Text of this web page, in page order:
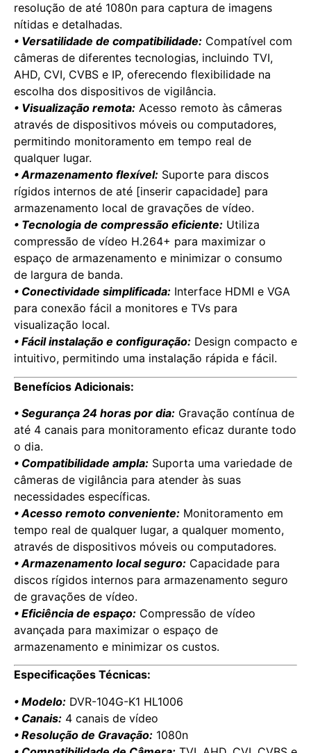
resolução de até 1080n para captura de imagens
nítidas e detalhadas.
• Versatilidade de compatibilidade: Compatível com
câmeras de diferentes tecnologias, incluindo TVI,
AHD, CVI, CVBS e IP, oferecendo flexibilidade na
escolha dos dispositivos de vigilância.
• Visualização remota: Acesso remoto às câmeras
através de dispositivos móveis ou computadores,
permitindo monitoramento em tempo real de
qualquer lugar.
• Armazenamento flexível: Suporte para discos
rígidos internos de até [inserir capacidade] para
armazenamento local de gravações de vídeo.
• Tecnologia de compressão eficiente: Utiliza
compressão de vídeo H.264+ para maximizar o
espaço de armazenamento e minimizar o consumo
de largura de banda.
• Conectividade simplificada: Interface HDMI e VGA
para conexão fácil a monitores e TVs para
visualização local.
• Fácil instalação e configuração: Design compacto e
intuitivo, permitindo uma instalação rápida e fácil.
Benefícios Adicionais:
• Segurança 24 horas por dia: Gravação contínua de
até 4 canais para monitoramento eficaz durante todo
o dia.
• Compatibilidade ampla: Suporta uma variedade de
câmeras de vigilância para atender às suas
necessidades específicas.
• Acesso remoto conveniente: Monitoramento em
tempo real de qualquer lugar, a qualquer momento,
através de dispositivos móveis ou computadores.
• Armazenamento local seguro: Capacidade para
discos rígidos internos para armazenamento seguro
de gravações de vídeo.
• Eficiência de espaço: Compressão de vídeo
avançada para maximizar o espaço de
armazenamento e minimizar os custos.
Especificações Técnicas:
• Modelo: DVR-104G-K1 HL1006
• Canais: 4 canais de vídeo
• Resolução de Gravação: 1080n